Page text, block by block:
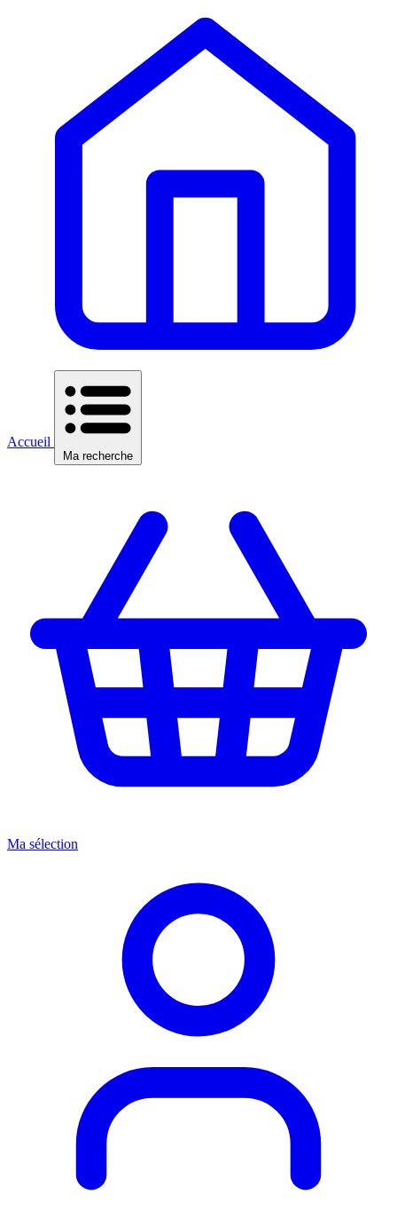
Accueil
Ma recherche
Ma sélection